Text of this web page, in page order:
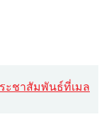
ระชาสัมพันธ์ที่เมล